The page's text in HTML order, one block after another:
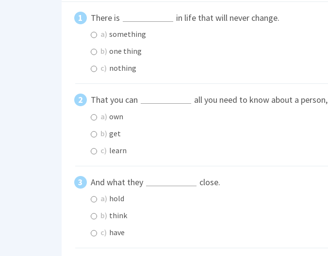
There is in life that will never change.
a) something
b) one thing
c) nothing
That you can all you need to know about a person,
a) own
b) get
c) learn
And what they close.
a) hold
b) think
c) have